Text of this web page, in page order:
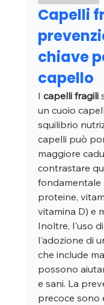
Capelli
chiave
capello
I capelli fragili
un cuoio
squilibrio
capelli può
maggiore
contrastare
fondamentale
proteine,
vitamina D) e
Inoltre, l'uso
l'adozione di
che include
possono
e sani. La
precoce sono